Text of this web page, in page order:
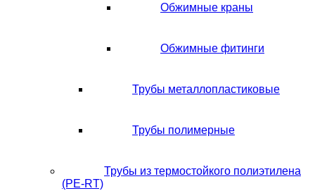
Обжимные краны
Обжимные фитинги
Трубы металлопластиковые
Трубы полимерные
Трубы из термостойкого полиэтилена
(PE-RT)